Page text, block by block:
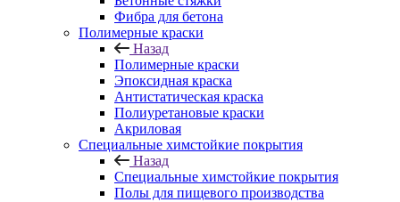
Фибра для бетона
Полимерные краски
Назад
Полимерные краски
Эпоксидная краска
Антистатическая краска
Полиуретановые краски
Акриловая
Специальные химстойкие покрытия
Назад
Специальные химстойкие покрытия
Полы для пищевого производства